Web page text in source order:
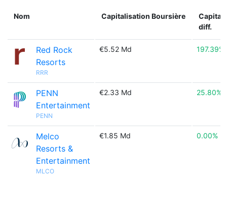
Nom Capitalisation Boursière
diff.
Red Rock
Resorts
RRR
€5.52 Md 197.39%
PENN
Entertainment
PENN
€2.33 Md 25.80%
Melco
Resorts &
Entertainment
MLCO
€1.85 Md 0.00%